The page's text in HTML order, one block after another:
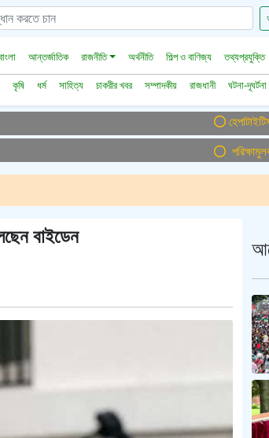
আন্তর্জাতিক রাজনীতি অর্থনীতি শিল্প ও বাণিজ্য তথ্যপ্রযুক্তি
কৃষি ধর্ম সাহিত্য চাকরীর খবর সম্পাদকীয় রাজধানী ঘটনা-দূঘর্টনা
হেপাটাইটিসমুক্ত
পরিক্ষামুলক
বাইডেন